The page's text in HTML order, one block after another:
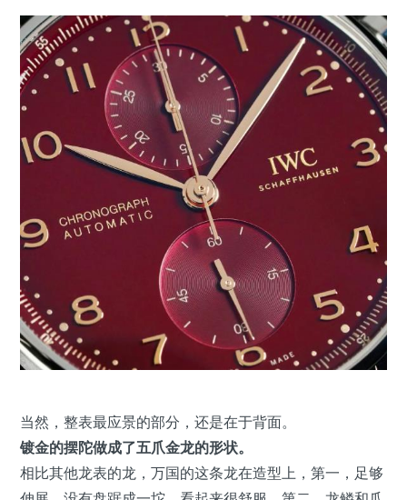
当然，整表最应景的部分，还是在于背面。
镀金的摆陀做成了五爪金龙的形状。
相比其他龙表的龙，万国的这条龙在造型上，第一，足够